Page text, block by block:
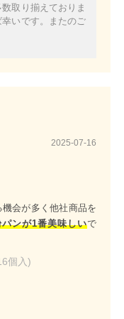
取り揃えておりま
いです。またのご
2025-07-16
会が多く他社商品を
ンが1番美味しいで
個入)